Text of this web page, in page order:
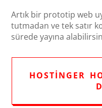
Artık bir prototip web
tutmadan ve tek satır
sürede yayına
HOSTINGER